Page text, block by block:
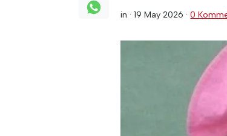
in ·19 May 2026 ·0